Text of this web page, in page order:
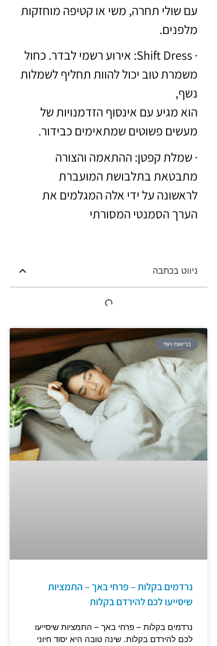
עם שולי תחרה, משי או קטיפה מוחזקות
מלפנים.
· Shift Dress: אירוע רשמי לבדר. כחול
משמרת טוב יכול להוות תחליף לשמלות
נשף,
הוא מגיע עם אינסוף הזדמנויות של
מעשים פשוטים שמתאימים כבידור.
· שמלת קפטן: ההתאמה והצורה
מתבטאת בתלבושת המועברת
לראשונה על ידי אלה המגלמים את
הערך הסמנטי המסורתי
ניווט בכתבה
בריאות ויופי
נרדמים בקלות – פרחי באך – התמציות
שיסייעו לכם להירדם בקלות
נרדמים בקלות – פרחי באך – התמציות שיסייעו
לכם להירדם בקלות. שינה טובה היא יסוד חיוני